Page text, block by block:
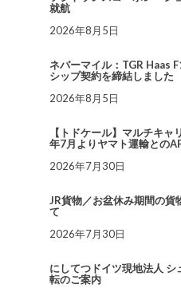
就航
2026年8月5日
ネバーマイル：TGR Haas
シップ契約を締結しました
2026年8月5日
【トドケール】マルチキ
年7月よりヤマト運輸との
2026年7月30日
JR貨物／お盆休み期間の貨
て
2026年7月30日
にしてつドイツ現地法人
転のご案内